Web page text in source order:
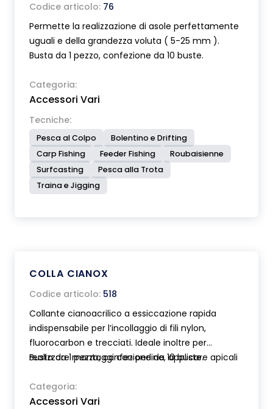
Codice articolo: 76
Permette la realizzazione di asole perfettamente
uguali e della grandezza voluta ( 5-25 mm ).
Busta da 1 pezzo, confezione da 10 buste.
Categoria:
Accessori Vari
Tecniche:
Pesca al Colpo
Bolentino e Drifting
Carp Fishing
Feeder Fishing
Roubaisienne
Surfcasting
Pesca alla Trota
Traina e Jigging
COLLA CIANOX
Codice articolo: 518
Collante cianoacrilico a essiccazione rapida
indispensabile per l’incollaggio di fili nylon,
fluorocarbon e trecciati. Ideale inoltre per
realizzare montaggi con perline, applicare apicali
mosche artificiali, tube flies etc. etc. Boccetta
con dosatore contagocce molto preciso.
Busta da 1 pezzo, confezione da 10 buste.
Categoria:
Accessori Vari